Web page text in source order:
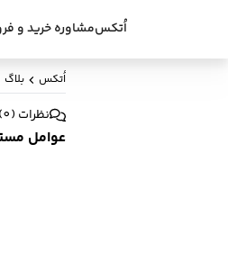
اُتکسمشاوره خرید و
اُتکس بلاگ
نظرات (
0
)
عوامل